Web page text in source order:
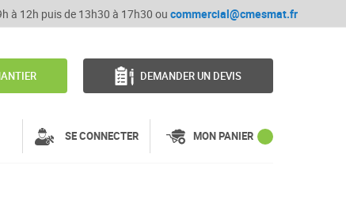
à 12h puis de 13h30 à 17h30 ou commercial@cmesmat.fr
DEMANDER UN DEVIS
SE CONNECTER MON PANIER